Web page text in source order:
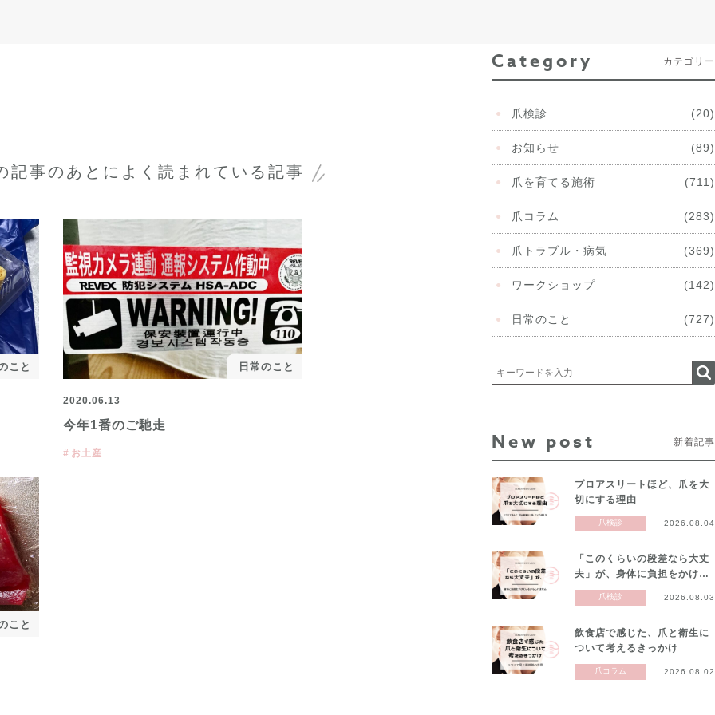
Category カテゴリー
爪検診 (20)
お知らせ (89)
爪を育てる施術 (711)
爪コラム (283)
爪トラブル・病気 (369)
ワークショップ (142)
日常のこと (727)
New post 新着記事
プロアスリートほど、爪を大
切にする理由
爪検診 2026.08.04
「このくらいの段差なら大丈
夫」が、身体に負担をかけ…
爪検診 2026.08.03
飲食店で感じた、爪と衛生に
ついて考えるきっかけ
爪コラム 2026.08.02
記事のあとに よく読まれている記事
こと 日常のこと
2020.06.13
今年1番のご馳走
お土産
こと